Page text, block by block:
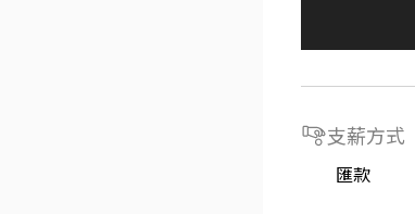
支薪方式
匯款